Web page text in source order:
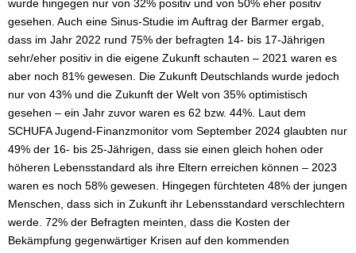
wurde hingegen nur von 32% positiv und von 50% eher positiv
gesehen. Auch eine Sinus-Studie im Auftrag der Barmer ergab,
dass im Jahr 2022 rund 75% der befragten 14- bis 17-Jährigen
sehr/eher positiv in die eigene Zukunft schauten – 2021 waren es
aber noch 81% gewesen. Die Zukunft Deutschlands wurde jedoch
nur von 43% und die Zukunft der Welt von 35% optimistisch
gesehen – ein Jahr zuvor waren es 62 bzw. 44%. Laut dem
SCHUFA Jugend-Finanzmonitor vom September 2024 glaubten nur
49% der 16- bis 25-Jährigen, dass sie einen gleich hohen oder
höheren Lebensstandard als ihre Eltern erreichen können – 2023
waren es noch 58% gewesen. Hingegen fürchteten 48% der jungen
Menschen, dass sich in Zukunft ihr Lebensstandard verschlechtern
werde. 72% der Befragten meinten, dass die Kosten der
Bekämpfung gegenwärtiger Krisen auf den kommenden